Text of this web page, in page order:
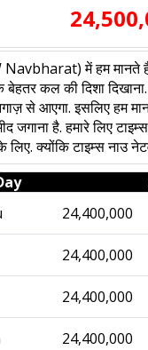
में हम मानते हैं
बेहतर कल की दिशा
से आएगा. इसलिए हम
जगाना है. हमारे लिए
क्योंकि टाइम्स नाउ
24,400,000
24,400,000
24,400,000
24,400,000